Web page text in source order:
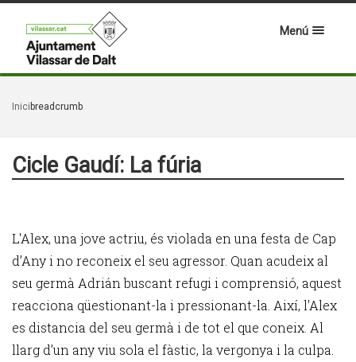
Menú
Inici breadcrumb
Cicle Gaudí: La fúria
L'Alex, una jove actriu, és violada en una festa de Cap
d’Any i no reconeix el seu agressor. Quan acudeix al
seu germà Adrián buscant refugi i comprensió, aquest
reacciona qüestionant-la i pressionant-la. Així, l'Alex
es distancia del seu germà i de tot el que coneix. Al
llarg d’un any viu sola el fàstic, la vergonya i la culpa.